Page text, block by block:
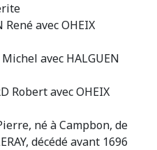
avec OHEIX
avec HALGUEN
Robert avec OHEIX
né à Campbon, de
décédé avant 1696